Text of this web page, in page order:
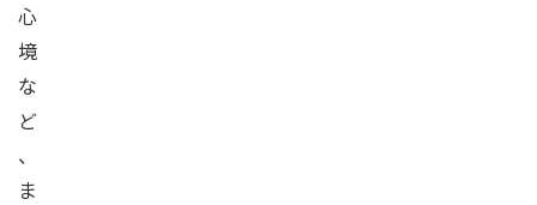
心
境
な
ど
、
ま